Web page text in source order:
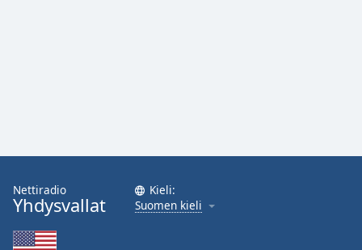
Nettiradio
Yhdysvallat
Kieli:
Suomen kieli